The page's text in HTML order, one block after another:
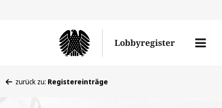
Lobbyregister
Menü
befinden
zurück zu: Registereinträge